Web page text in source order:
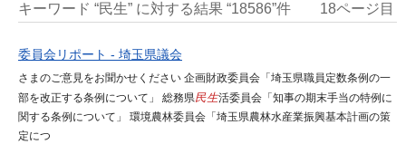
キーワード “民生” に対する結果 “18586”件 18ページ目
委員会リポート - 埼玉県議会
さまのご意見をお聞かせください 企画財政委員会「埼玉県職員定数条例の一
部を改正する条例について」 総務県民生活委員会「知事の期末手当の特例に
関する条例について」 環境農林委員会「埼玉県農林水産業振興基本計画の策
定につ